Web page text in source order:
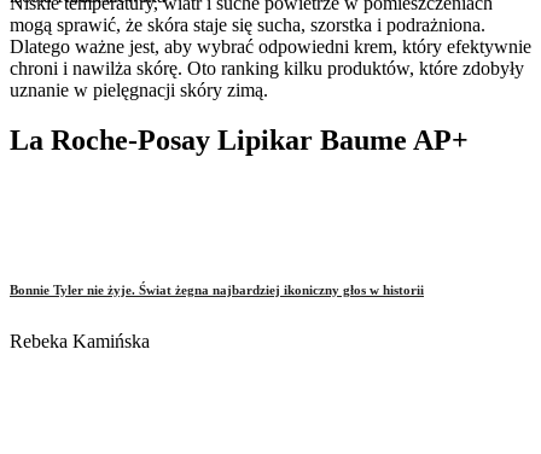
Bonnie Tyler nie żyje. Świat żegna najbardziej ikoniczny głos w historii
Rebeka Kamińska
mogą sprawić, że skóra staje się sucha, szorstka i podrażniona.
Dlatego ważne jest, aby wybrać odpowiedni krem, który efektywnie
chroni i nawilża skórę. Oto ranking kilku produktów, które zdobyły
uznanie w pielęgnacji skóry zimą.
La Roche-Posay Lipikar Baume AP+